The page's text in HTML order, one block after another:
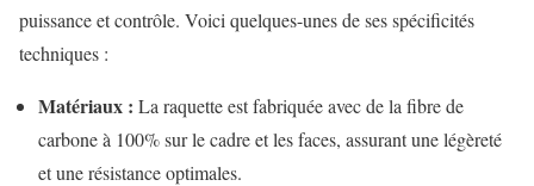
puissance et contrôle. Voici quelques-unes de ses spécificités
techniques :
Matériaux : La raquette est fabriquée avec de la fibre de
carbone à 100% sur le cadre et les faces, assurant une légèreté
et une résistance optimales.